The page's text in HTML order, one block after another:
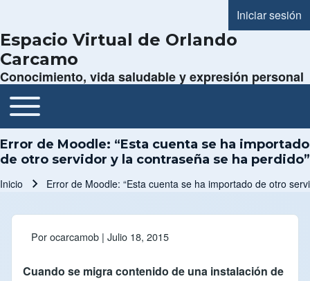
Menú de
Iniciar sesión
Espacio Virtual de Orlando
Carcamo
Conocimiento, vida saludable y expresión personal
Navegación principal
Toggle main menu
Error de Moodle: “Esta cuenta se ha importado
de otro servidor y la contraseña se ha perdido”
Inicio Error de Moodle: “Esta cuenta se ha importado de otro
Porocarcamob | Julio 18, 2015
Cuando se migra contenido de una instalación de